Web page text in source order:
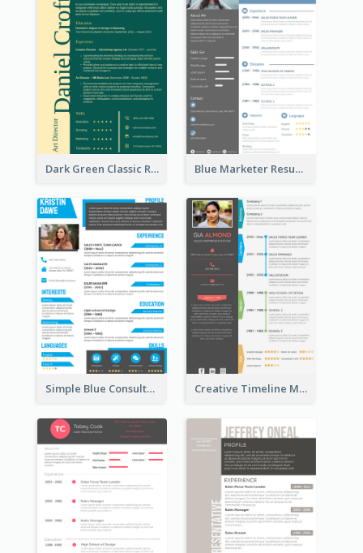
Dark Green Classic Resume Blue Marketer Resume
Simple Blue Consultant Resume Creative Timeline Marketing Consultant Resume